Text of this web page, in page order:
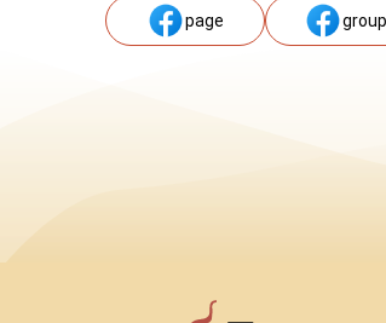
page group